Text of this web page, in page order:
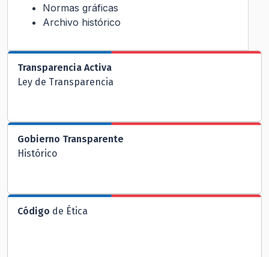
Normas gráficas
Archivo histórico
Transparencia Activa
Ley de Transparencia
Gobierno Transparente
Histórico
Código de Ética